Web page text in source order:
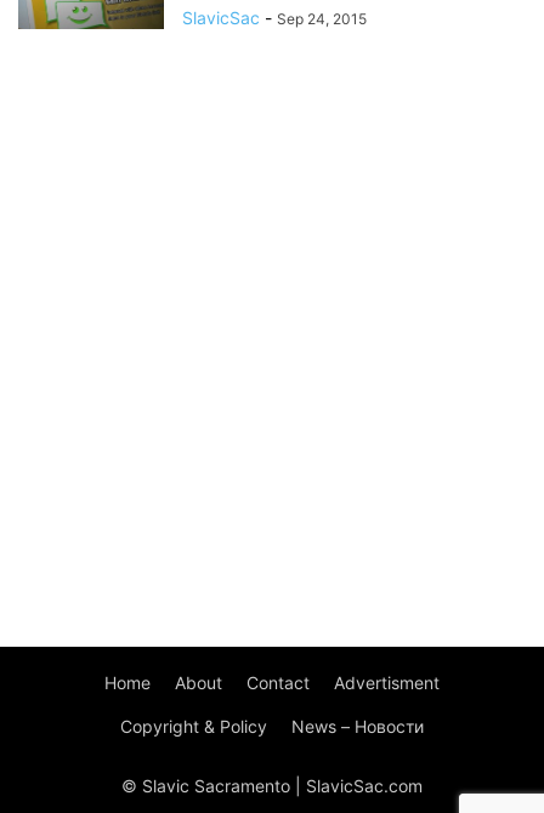
SlavicSac - Sep 24, 2015
Home About Contact Advertisment
Copyright & Policy News – Новости
© Slavic Sacramento | SlavicSac.com